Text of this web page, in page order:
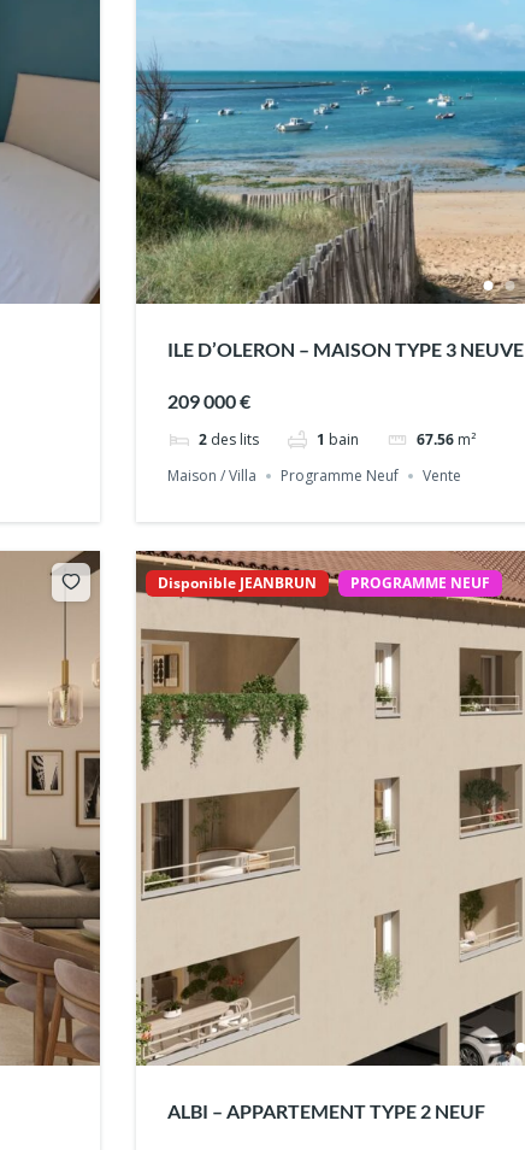
ILE D’OLERON – MAISON TYPE 3 NEUVE
209 000 €
2 des lits 1 bain 67.56 m²
Maison / Villa
Programme Neuf Vente
Disponible JEANBRUN PROGRAMME NEUF
ALBI – APPARTEMENT TYPE 2 NEUF